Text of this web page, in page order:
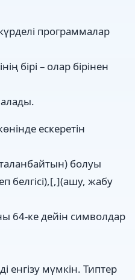
программалар
бірі – олар бірінен
ескеретін
болуы
белгісі),[,](ашу, жабу
64-ке дейін символдар
енгізу мүмкін. Типтер